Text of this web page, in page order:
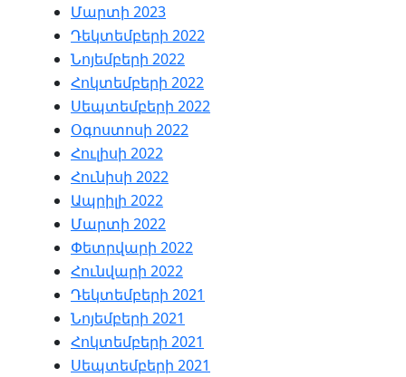
Մարտի 2023
Դեկտեմբերի 2022
Նոյեմբերի 2022
Հոկտեմբերի 2022
Սեպտեմբերի 2022
Օգոստոսի 2022
Հուլիսի 2022
Հունիսի 2022
Ապրիլի 2022
Մարտի 2022
Փետրվարի 2022
Հունվարի 2022
Դեկտեմբերի 2021
Նոյեմբերի 2021
Հոկտեմբերի 2021
Սեպտեմբերի 2021